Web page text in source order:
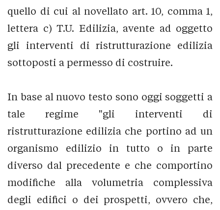
quello di cui al novellato art. 10, comma 1,
lettera c) T.U. Edilizia, avente ad oggetto
gli interventi di ristrutturazione edilizia
sottoposti a permesso di costruire.
In base al nuovo testo sono oggi soggetti a
tale regime "gli interventi di
ristrutturazione edilizia che portino ad un
organismo edilizio in tutto o in parte
diverso dal precedente e che comportino
modifiche alla volumetria complessiva
degli edifici o dei prospetti, ovvero che,